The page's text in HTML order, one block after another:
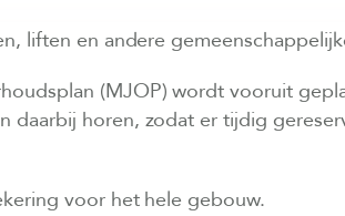
liften en andere
(MJOP) wordt vooruit
daarbij horen, zodat er tijdig
voor het hele gebouw.